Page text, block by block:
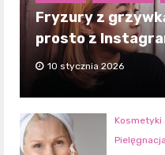
Fryzury z
prosto z
10 stycznia 2026